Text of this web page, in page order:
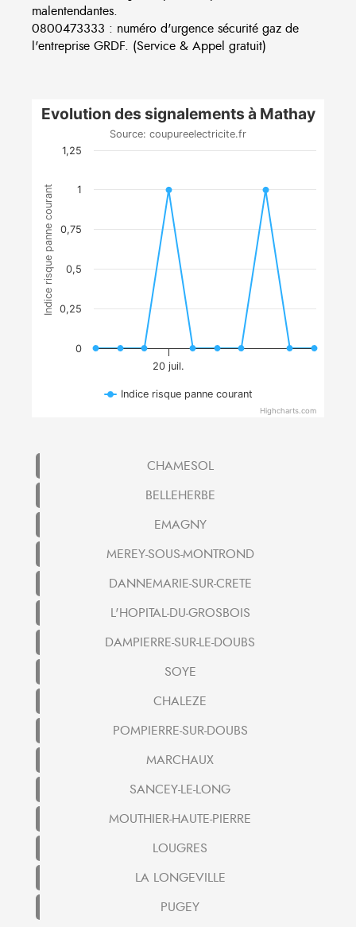
malentendantes.
0800473333 : numéro d'urgence sécurité gaz de
l'entreprise GRDF. (Service & Appel gratuit)
Indice risque panne courant
Evolution des signalements à Mathay
Source: coupureelectricite.fr
20 juil.
0
0,25
0,5
0,75
1
1,25
Indice risque panne courant
Highcharts.com
CHAMESOL
BELLEHERBE
EMAGNY
MEREY-SOUS-MONTROND
DANNEMARIE-SUR-CRETE
L'HOPITAL-DU-GROSBOIS
DAMPIERRE-SUR-LE-DOUBS
SOYE
CHALEZE
POMPIERRE-SUR-DOUBS
MARCHAUX
SANCEY-LE-LONG
MOUTHIER-HAUTE-PIERRE
LOUGRES
LA LONGEVILLE
PUGEY